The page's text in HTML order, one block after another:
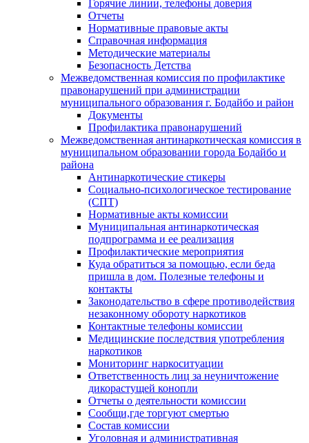
Горячие линии, телефоны доверия
Отчеты
Нормативные правовые акты
Справочная информация
Методические материалы
Безопасность Детства
Межведомственная комиссия по профилактике
правонарушений при администрации
муниципального образования г. Бодайбо и район
Документы
Профилактика правонарушений
Межведомственная антинаркотическая комиссия в
муниципальном образовании города Бодайбо и
района
Антинаркотические стикеры
Социально-психологическое тестирование
(СПТ)
Нормативные акты комиссии
Муниципальная антинаркотическая
подпрограмма и ее реализация
Профилактические мероприятия
Куда обратиться за помощью, если беда
пришла в дом. Полезные телефоны и
контакты
Законодательство в сфере противодействия
незаконному обороту наркотиков
Контактные телефоны комиссии
Медицинские последствия употребления
наркотиков
Мониторинг наркоситуации
Ответственность лиц за неуничтожение
дикорастущей конопли
Отчеты о деятельности комиссии
Сообщи,где торгуют смертью
Состав комиссии
Уголовная и административная